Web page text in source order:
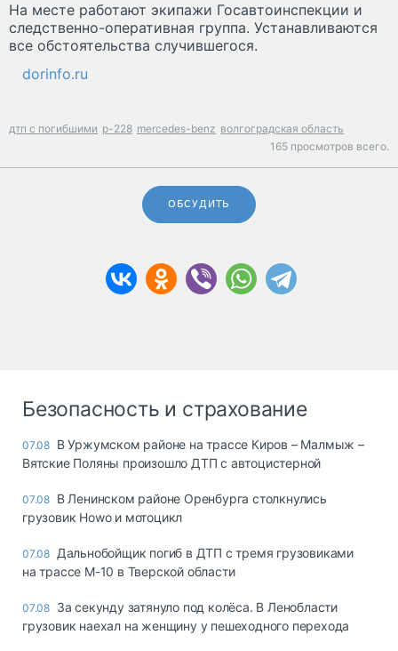
На месте работают экипажи Госавтоинспекции и
следственно-оперативная группа. Устанавливаются
все обстоятельства случившегося.
dorinfo.ru
дтп с погибшими р-228 mercedes-benz волгоградская область
165 просмотров всего.
ОБСУДИТЬ
Безопасность и страхование
07.08 В Уржумском районе на трассе Киров – Малмыж –
Вятские Поляны произошло ДТП с автоцистерной
07.08 В Ленинском районе Оренбурга столкнулись
грузовик Howo и мотоцикл
07.08 Дальнобойщик погиб в ДТП с тремя грузовиками
на трассе М-10 в Тверской области
07.08 За секунду затянуло под колёса. В Ленобласти
грузовик наехал на женщину у пешеходного перехода